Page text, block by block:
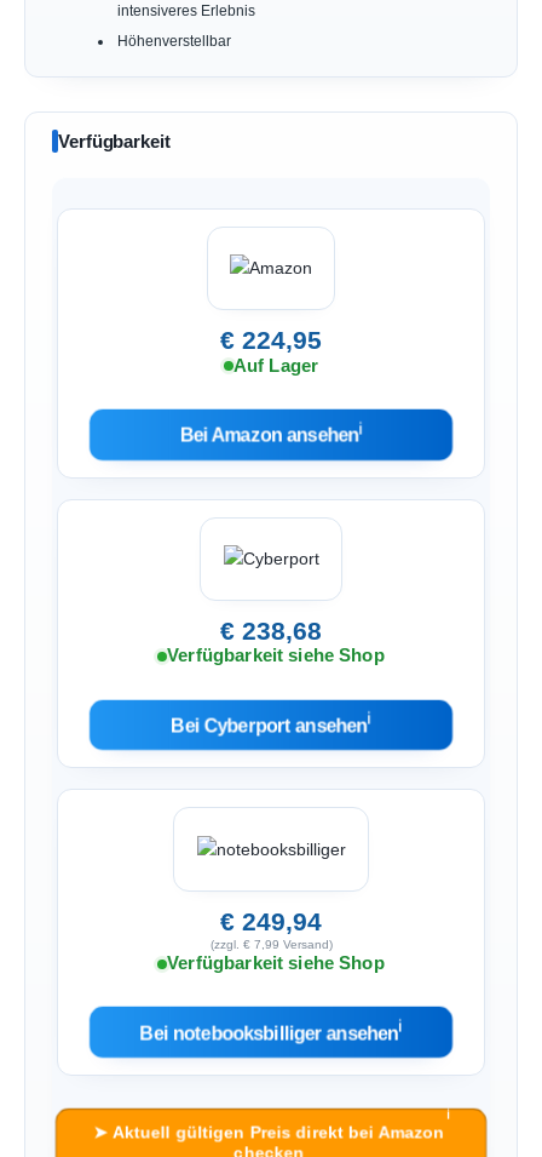
intensiveres Erlebnis
Höhenverstellbar
Verfügbarkeit
€ 224,95
Auf Lager
Bei Amazon ansehenℹ︎
€ 238,68
Verfügbarkeit siehe Shop
Bei Cyberport ansehenℹ︎
€ 249,94
(zzgl. € 7,99 Versand)
Verfügbarkeit siehe Shop
Bei notebooksbilliger ansehenℹ︎
➤ Aktuell gültigen Preis direkt bei Amazon
ℹ︎